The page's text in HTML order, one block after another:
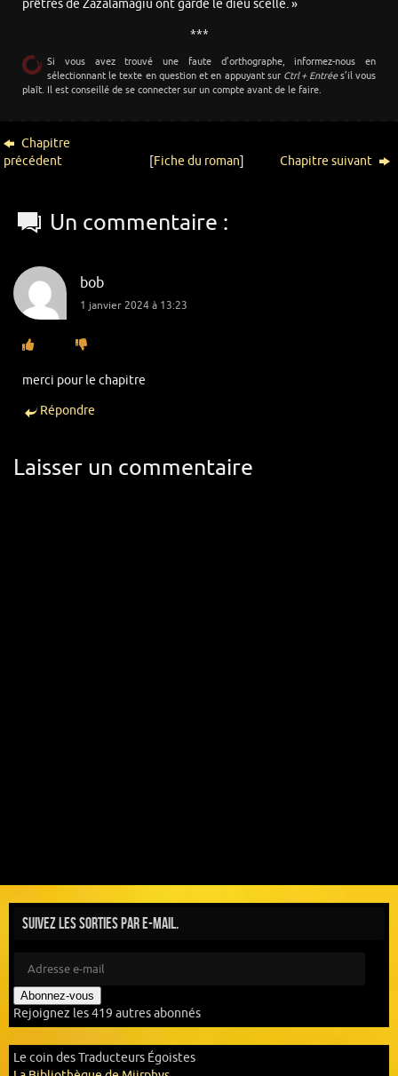
prêtres de Zazalamagiu ont gardé le dieu scellé. »
***
Si vous avez trouvé une faute d’orthographe, informez-nous en
sélectionnant le texte en question et en appuyant sur Ctrl + Entrées’il vous
plaît. Il est conseillé de se connecter sur un compte avant de le faire.
Chapitre
précédent
[Fiche du roman] Chapitre suivant
Un commentaire :
bob
1 janvier 2024 à 13:23
merci pour le chapitre
Répondre
Laisser un commentaire
Suivez les sorties par e-mail.
Abonnez-vous
Rejoignez les 419 autres abonnés
Le coin des Traducteurs Égoistes